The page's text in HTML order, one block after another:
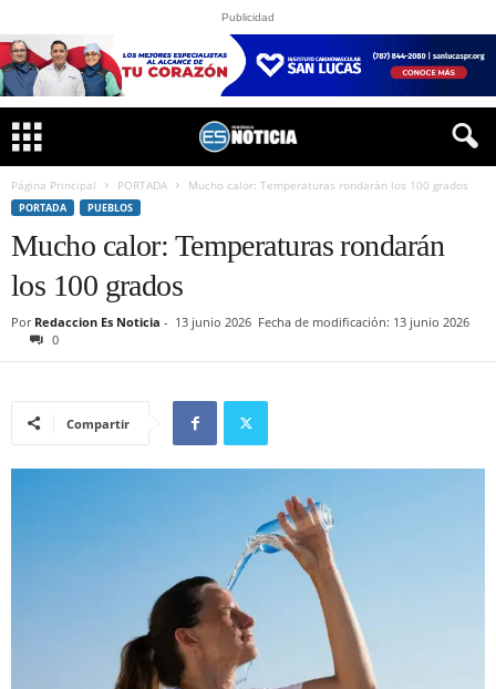
Publicidad
Página Principal PORTADA Mucho calor: Temperaturas rondarán los 100 grados
PORTADA PUEBLOS
Mucho calor: Temperaturas rondarán
los 100 grados
Por Redaccion Es Noticia - 13 junio 2026 Fecha de modificación: 13 junio 2026
0
Compartir